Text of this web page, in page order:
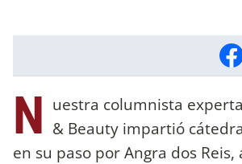
N uestra columnista
& Beauty impartió
en su paso por Angra dos Reis,